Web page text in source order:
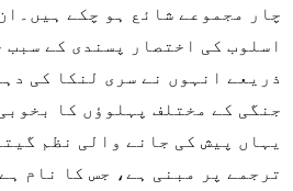
چار مجموعے شائع ہو چکے
اسلوب کی اختصار پسندی کے
ذریعے انہوں نے سری لنکا کی
جنگی کے مختلف پہلوؤں کا
یہاں پیش کی جانے والی نظم
ترجمے پر مبنی ہے، جس کا نام ہے